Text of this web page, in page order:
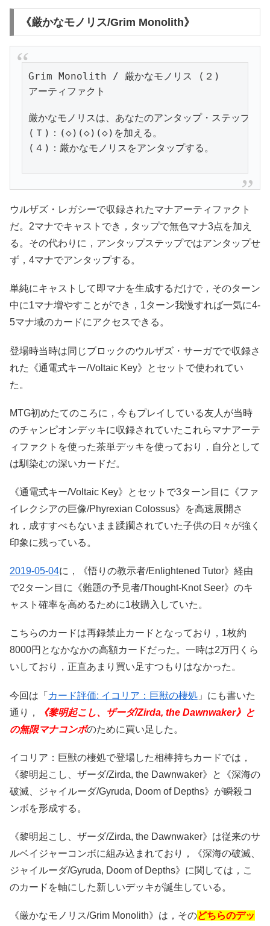
《厳かなモノリス/Grim Monolith》
Grim Monolith / 厳かなモノリス (２)
厳かなモノリスは、あなたのアンタップ・ステップに
(Ｔ)：(◇)(◇)(◇)を加える。
(４)：厳かなモノリスをアンタップする。
ウルザズ・レガシーで収録されたマナアーティファクト
だ。2マナでキャストでき，タップで無色マナ3点を加え
る。その代わりに，アンタップステップではアンタップせ
ず，4マナでアンタップする。
単純にキャストして即マナを生成するだけで，そのターン
中に1マナ増やすことができ，1ターン我慢すれば一気に4-
5マナ域のカードにアクセスできる。
登場時当時は同じブロックのウルザズ・サーガでで収録さ
れた《通電式キー/Voltaic Key》とセットで使われてい
た。
MTG初めたてのころに，今もプレイしている友人が当時
のチャンピオンデッキに収録されていたこれらマナアーテ
ィファクトを使った茶単デッキを使っており，自分として
は馴染むの深いカードだ。
《通電式キー/Voltaic Key》とセットで3ターン目に《ファ
イレクシアの巨像/Phyrexian Colossus》を高速展開さ
れ，成すすべもないまま蹂躙されていた子供の日々が強く
印象に残っている。
2019-05-04に，《悟りの教示者/Enlightened Tutor》経由
で2ターン目に《難題の予見者/Thought-Knot Seer》のキ
ャスト確率を高めるために1枚購入していた。
こちらのカードは再録禁止カードとなっており，1枚約
8000円となかなかの高額カードだった。一時は2万円くら
いしており，正直あまり買い足すつもりはなかった。
今回は「 カード評価: イコリア：巨獣の棲処 」にも書いた
通り，
《黎明起こし、ザーダ/Zirda, the Dawnwaker》と
の無限マナコンボのために買い足した。
イコリア：巨獣の棲処で登場した相棒持ちカードでは，
《黎明起こし、ザーダ/Zirda, the Dawnwaker》と《深海の
破滅、ジャイルーダ/Gyruda, Doom of Depths》が瞬殺コ
ンボを形成する。
《黎明起こし、ザーダ/Zirda, the Dawnwaker》は従来のサ
ルベイジャーコンボに組み込まれており，《深海の破滅、
ジャイルーダ/Gyruda, Doom of Depths》に関しては，こ
のカードを軸にした新しいデッキが誕生している。
《厳かなモノリス/Grim Monolith》は，そのどちらのデッ